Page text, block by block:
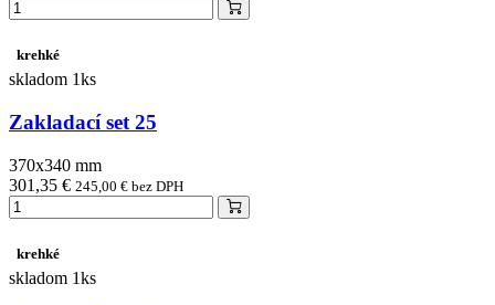
krehké
skladom 1ks
Zakladací set 25
370x340 mm
301,35 € 245,00 € bez DPH
krehké
skladom 1ks